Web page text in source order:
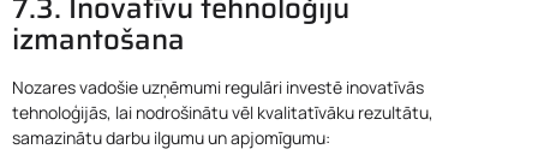
izmantošana
Nozares vadošie uzņēmumi regulāri investē inovatīvās
tehnoloģijās, lai nodrošinātu vēl kvalitatīvāku rezultātu,
samazinātu darbu ilgumu un apjomīgumu: